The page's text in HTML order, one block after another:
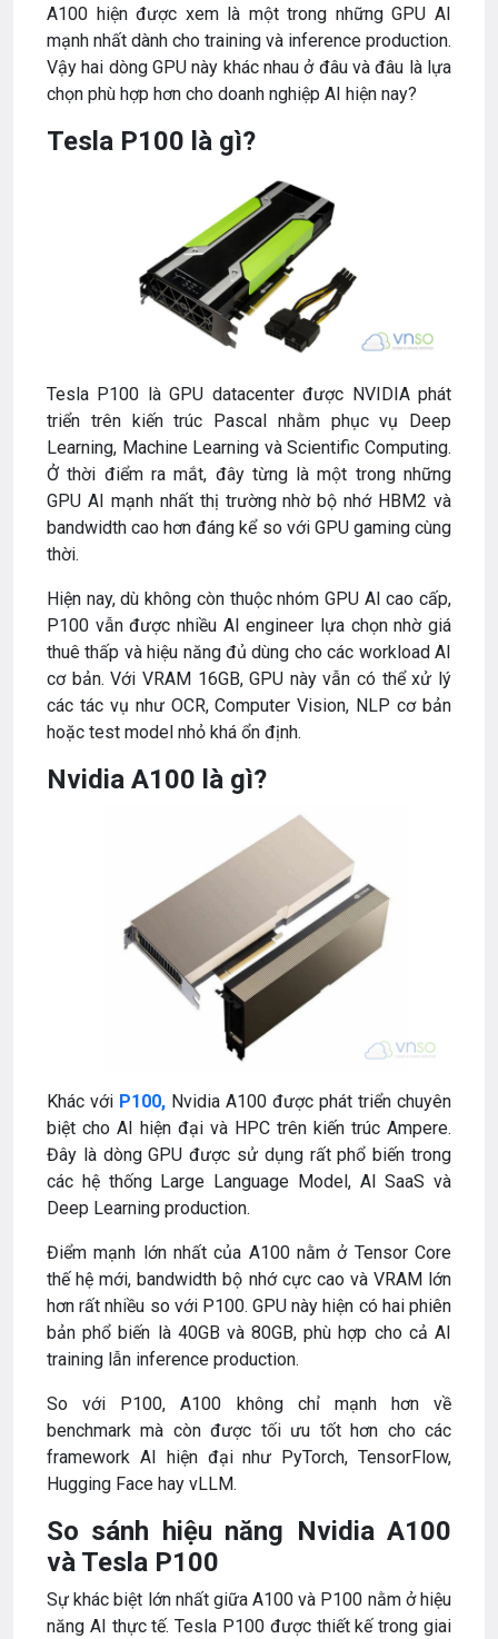
A100 hiện được xem là một trong những GPU AI
mạnh nhất dành cho training và inference production.
Vậy hai dòng GPU này khác nhau ở đâu và đâu là lựa
chọn phù hợp hơn cho doanh nghiệp AI hiện nay?
Tesla P100 là gì?
Tesla P100 là GPU datacenter được NVIDIA phát
triển trên kiến trúc Pascal nhằm phục vụ Deep
Learning, Machine Learning và Scientific Computing.
Ở thời điểm ra mắt, đây từng là một trong những
GPU AI mạnh nhất thị trường nhờ bộ nhớ HBM2 và
bandwidth cao hơn đáng kể so với GPU gaming cùng
thời.
Hiện nay, dù không còn thuộc nhóm GPU AI cao cấp,
P100 vẫn được nhiều AI engineer lựa chọn nhờ giá
thuê thấp và hiệu năng đủ dùng cho các workload AI
cơ bản. Với VRAM 16GB, GPU này vẫn có thể xử lý
các tác vụ như OCR, Computer Vision, NLP cơ bản
hoặc test model nhỏ khá ổn định.
Nvidia A100 là gì?
Khác với P100, Nvidia A100 được phát triển chuyên
biệt cho AI hiện đại và HPC trên kiến trúc Ampere.
Đây là dòng GPU được sử dụng rất phổ biến trong
các hệ thống Large Language Model, AI SaaS và
Deep Learning production.
Điểm mạnh lớn nhất của A100 nằm ở Tensor Core
thế hệ mới, bandwidth bộ nhớ cực cao và VRAM lớn
hơn rất nhiều so với P100. GPU này hiện có hai phiên
bản phổ biến là 40GB và 80GB, phù hợp cho cả AI
training lẫn inference production.
So với P100, A100 không chỉ mạnh hơn về
benchmark mà còn được tối ưu tốt hơn cho các
framework AI hiện đại như PyTorch, TensorFlow,
Hugging Face hay vLLM.
So sánh hiệu năng Nvidia A100
và Tesla P100
Sự khác biệt lớn nhất giữa A100 và P100 nằm ở hiệu
năng AI thực tế. Tesla P100 được thiết kế trong giai